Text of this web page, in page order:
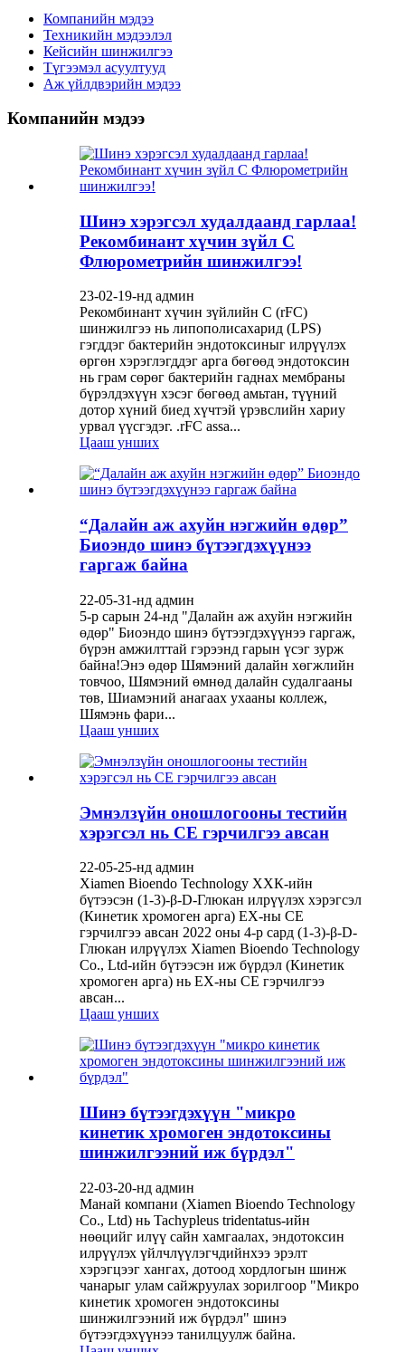
Компанийн мэдээ
Техникийн мэдээлэл
Кейсийн шинжилгээ
Түгээмэл асуултууд
Аж үйлдвэрийн мэдээ
Компанийн мэдээ
Шинэ хэрэгсэл худалдаанд гарлаа!
Рекомбинант хүчин зүйл C
Флюрометрийн шинжилгээ!
23-02-19-нд админ
Рекомбинант хүчин зүйлийн С (rFC)
шинжилгээ нь липополисахарид (LPS)
гэгддэг бактерийн эндотоксиныг илрүүлэх
өргөн хэрэглэгддэг арга бөгөөд эндотоксин
нь грам сөрөг бактерийн гаднах мембраны
бүрэлдэхүүн хэсэг бөгөөд амьтан, түүний
дотор хүний ​​биед хүчтэй үрэвслийн хариу
урвал үүсгэдэг. .rFC assa...
Цааш унших
“Далайн аж ахуйн нэгжийн өдөр”
Биоэндо шинэ бүтээгдэхүүнээ
гаргаж байна
22-05-31-нд админ
5-р сарын 24-нд "Далайн аж ахуйн нэгжийн
өдөр" Биоэндо шинэ бүтээгдэхүүнээ гаргаж,
бүрэн амжилттай гэрээнд гарын үсэг зурж
байна!Энэ өдөр Шямэний далайн хөгжлийн
товчоо, Шямэний өмнөд далайн судалгааны
төв, Шиамэний анагаах ухааны коллеж,
Шямэнь фари...
Цааш унших
Эмнэлзүйн оношлогооны тестийн
хэрэгсэл нь CE гэрчилгээ авсан
22-05-25-нд админ
Xiamen Bioendo Technology ХХК-ийн
бүтээсэн (1-3)-β-D-Глюкан илрүүлэх хэрэгсэл
(Кинетик хромоген арга) ЕХ-ны CE
гэрчилгээ авсан 2022 оны 4-р сард (1-3)-β-D-
Глюкан илрүүлэх Xiamen Bioendo Technology
Co., Ltd-ийн бүтээсэн иж бүрдэл (Кинетик
хромоген арга) нь ЕХ-ны CE гэрчилгээ
авсан...
Цааш унших
Шинэ бүтээгдэхүүн "микро
кинетик хромоген эндотоксины
шинжилгээний иж бүрдэл"
22-03-20-нд админ
Манай компани (Xiamen Bioendo Technology
Co., Ltd) нь Tachypleus tridentatus-ийн
нөөцийг илүү сайн хамгаалах, эндотоксин
илрүүлэх үйлчлүүлэгчдийнхээ эрэлт
хэрэгцээг хангах, дотоод хордлогын шинж
чанарыг улам сайжруулах зорилгоор "Микро
кинетик хромоген эндотоксины
шинжилгээний иж бүрдэл" шинэ
бүтээгдэхүүнээ танилцуулж байна.